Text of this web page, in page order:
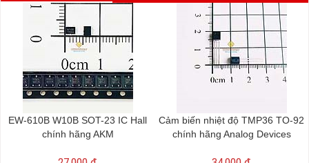
EW-610B W10B SOT-23 IC Hall
chính hãng AKM
Cảm biến nhiệt độ TMP36 TO-92
chính hãng Analog Devices